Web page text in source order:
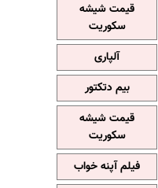
قیمت شیشه
سکوریت
آلپاری
بیم دتکتور
قیمت شیشه
سکوریت
فیلم آپنه خواب